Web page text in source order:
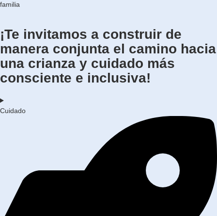
familia
¡Te invitamos a construir de
manera conjunta el camino hacia
una crianza y cuidado más
consciente e inclusiva!
Cuidado